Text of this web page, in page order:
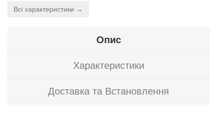
Всі характеристики →
Опис
Характеристики
Доставка та Встановлення